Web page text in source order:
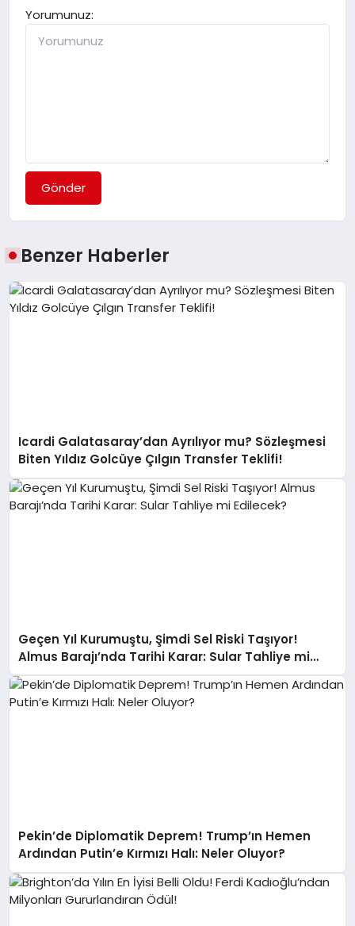
Yorumunuz:
Gönder
Benzer Haberler
Icardi Galatasaray’dan Ayrılıyor mu? Sözleşmesi
Biten Yıldız Golcüye Çılgın Transfer Teklifi!
Geçen Yıl Kurumuştu, Şimdi Sel Riski Taşıyor!
Almus Barajı’nda Tarihi Karar: Sular Tahliye mi
Edilecek?
Pekin’de Diplomatik Deprem! Trump’ın Hemen
Ardından Putin’e Kırmızı Halı: Neler Oluyor?